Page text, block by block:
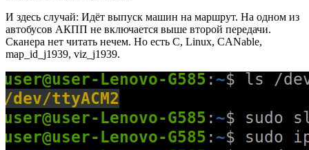
И здесь случай: Идёт выпуск машин на маршрут. На одном из
автобусов АКПП не включается выше второй передачи.
Сканера нет читать нечем. Но есть C, Linux, CANable,
map_id_j1939, viz_j1939.